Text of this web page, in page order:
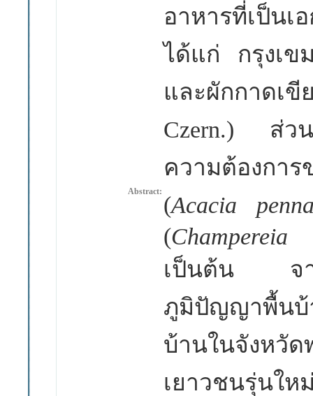
Abstract:
อาหารที่เป็นเ
ได้แก่ กรุงเข
และผักกาด
Czern.) ส่ว
ความต้องก
(Acacia
(
เป็นต้น จาก
ภูมิปัญญาพื้นบ้
บ้านในจังหวัด
เยาวชนรุ่นใ